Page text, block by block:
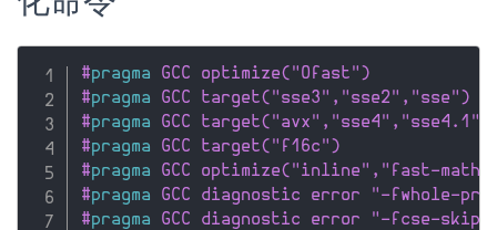
#pragma GCC optimize("Ofast")
#pragma GCC target("sse3","sse2","sse")
#pragma GCC
#pragma GCC target("f16c")
#pragma GCC optimize("inline","fast-
#pragma GCC diagnostic error "-fwhole-
#pragma GCC diagnostic error "-fcse-skip-